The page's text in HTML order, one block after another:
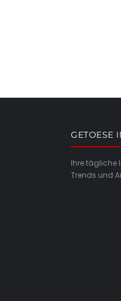
GETOESE
Ihre tägliche
Trends und